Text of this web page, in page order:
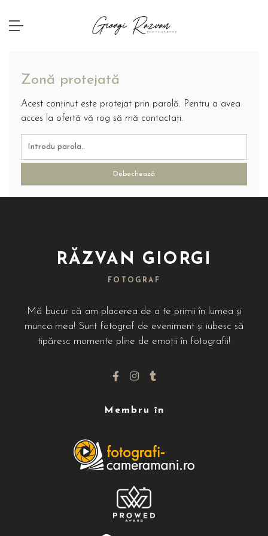
Zonă protejată
Acest conținut este protejat prin parolă. Pentru a avea
acces la ofertă vă rog să mă contactați.
Debochează
RĂZVAN GIORGI
FOTOGRAF
Mă bucur că am placerea de a te primii în lumea și
munca mea! Sunt fotograf de eveniment și iubesc să
tipăresc momente pline de emoții în fotografii!
Membru în